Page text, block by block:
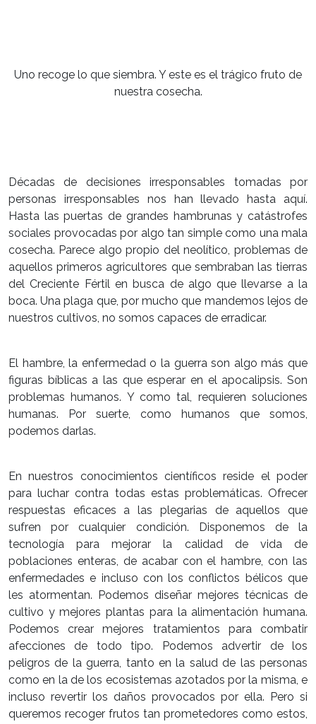
Uno recoge lo que siembra. Y este es el trágico fruto de
nuestra cosecha.
Décadas de decisiones irresponsables tomadas por
personas irresponsables nos han llevado hasta aquí.
Hasta las puertas de grandes hambrunas y catástrofes
sociales provocadas por algo tan simple como una mala
cosecha. Parece algo propio del neolítico, problemas de
aquellos primeros agricultores que sembraban las tierras
del Creciente Fértil en busca de algo que llevarse a la
boca. Una plaga que, por mucho que mandemos lejos de
nuestros cultivos, no somos capaces de erradicar.
El hambre, la enfermedad o la guerra son algo más que
figuras bíblicas a las que esperar en el apocalipsis. Son
problemas humanos. Y como tal, requieren soluciones
humanas. Por suerte, como humanos que somos,
podemos darlas.
En nuestros conocimientos científicos reside el poder
para luchar contra todas estas problemáticas. Ofrecer
respuestas eficaces a las plegarias de aquellos que
sufren por cualquier condición. Disponemos de la
tecnología para mejorar la calidad de vida de
poblaciones enteras, de acabar con el hambre, con las
enfermedades e incluso con los conflictos bélicos que
les atormentan. Podemos diseñar mejores técnicas de
cultivo y mejores plantas para la alimentación humana.
Podemos crear mejores tratamientos para combatir
afecciones de todo tipo. Podemos advertir de los
peligros de la guerra, tanto en la salud de las personas
como en la de los ecosistemas azotados por la misma, e
incluso revertir los daños provocados por ella. Pero si
queremos recoger frutos tan prometedores como estos,